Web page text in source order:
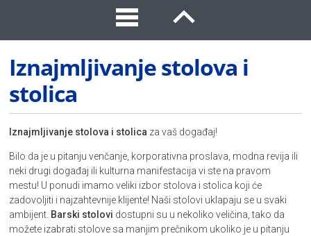
Iznajmljivanje stolova i
stolica
Iznajmljivanje stolova i stolica za vaš događaj!
Bilo da je u pitanju venčanje, korporativna proslava, modna revija ili
neki drugi događaj ili kulturna manifestacija vi ste na pravom
mestu! U ponudi imamo veliki izbor stolova i stolica koji će
zadovoljiti i najzahtevnije klijente! Naši stolovi uklapaju se u svaki
ambijent. Barski stolovi dostupni su u nekoliko veličina, tako da
možete izabrati stolove sa manjim prečnikom ukoliko je u pitanju